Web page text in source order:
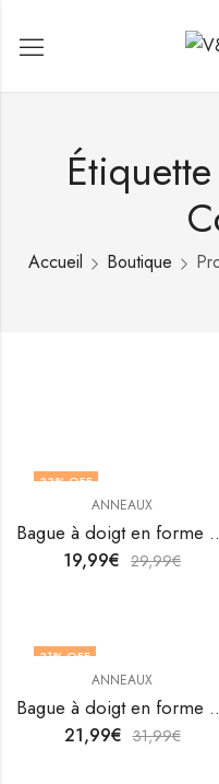
Accueil Boutique
33% OFF
ANNEAUX
Bague à doigt en forme de cœur
19,99€ 29,99€
31% OFF
ANNEAUX
Bague à doigt en forme de cœur
21,99€ 31,99€